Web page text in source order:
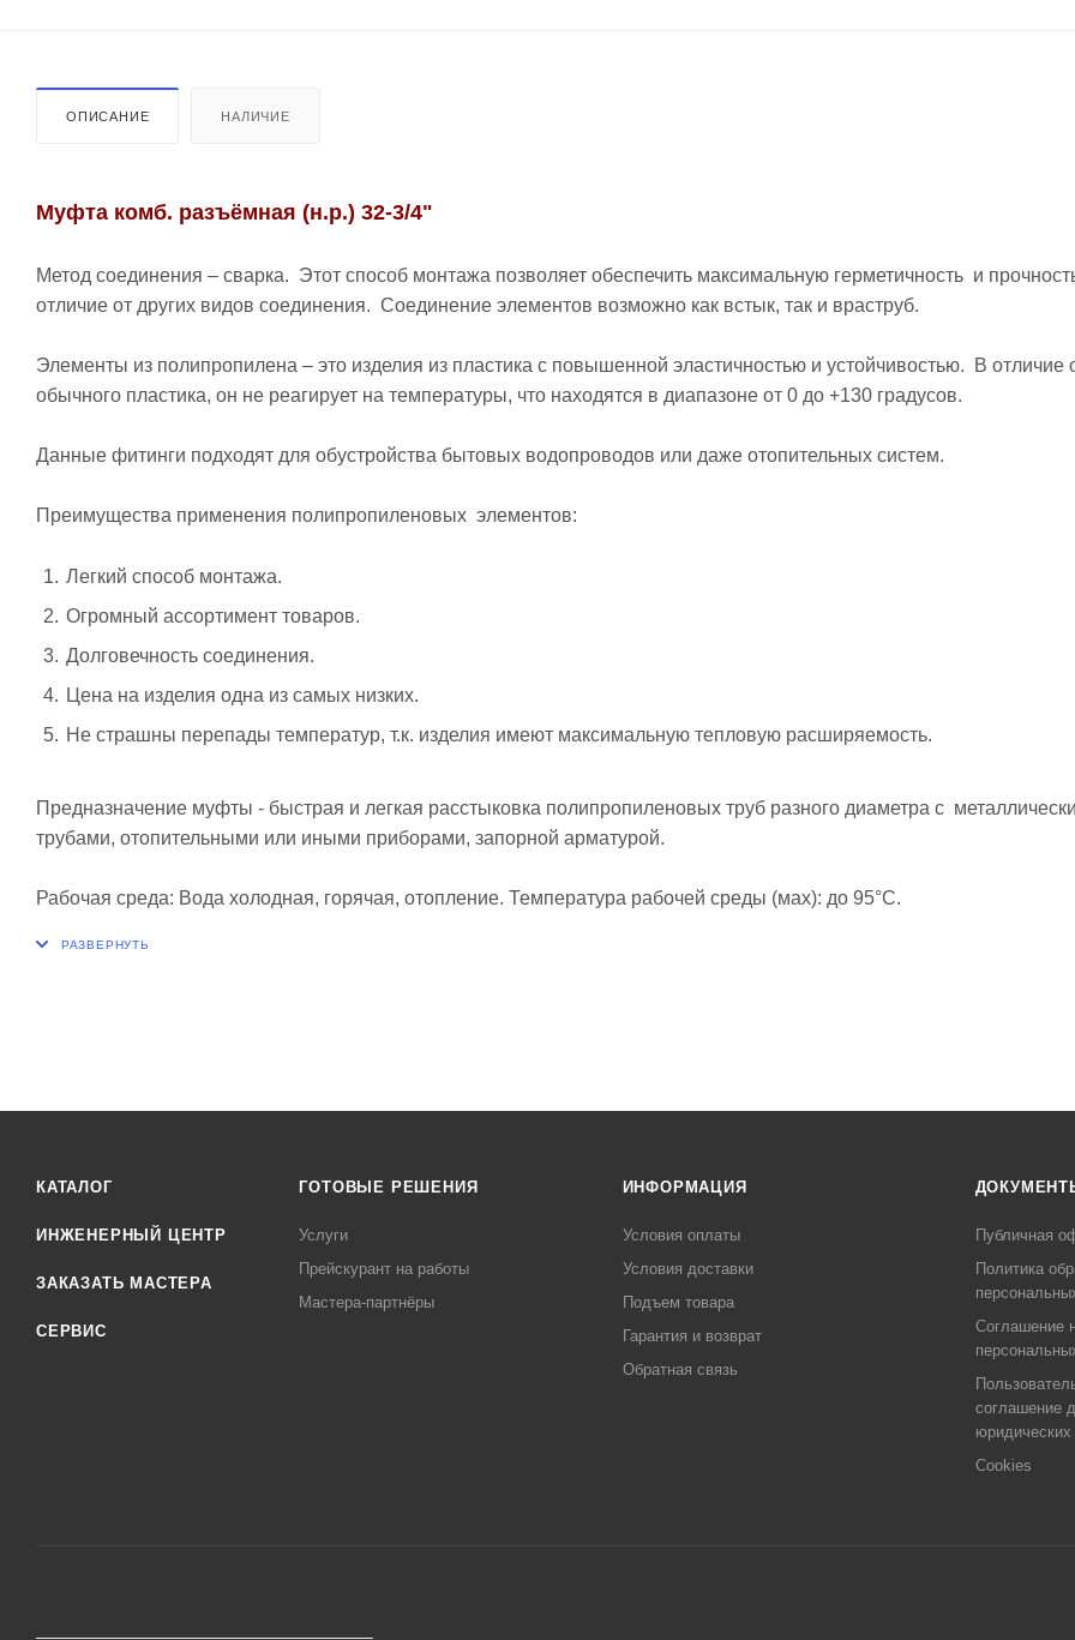
ОПИСАНИЕ НАЛИЧИЕ
Муфта комб. разъёмная (н.р.) 32-3/4"
Метод соединения – сварка. Этот способ монтажа позволяет обеспечить максимальную герметичность и
отличие от других видов соединения. Соединение элементов возможно как встык, так и враструб.
Элементы из полипропилена – это изделия из пластика с повышенной эластичностью и устойчивостью. В отличие
обычного пластика, он не реагирует на температуры, что находятся в диапазоне от 0 до +130 градусов.
Данные фитинги подходят для обустройства бытовых водопроводов или даже отопительных систем.
Преимущества применения полипропиленовых элементов:
Легкий способ монтажа.
Огромный ассортимент товаров.
Долговечность соединения.
Цена на изделия одна из самых низких.
Не страшны перепады температур, т.к. изделия имеют максимальную тепловую расширяемость.
Предназначение муфты - быстрая и легкая расстыковка полипропиленовых труб разного диаметра с
трубами, отопительными или иными приборами, запорной арматурой.
Рабочая среда: Вода холодная, горячая, отопление. Температура рабочей среды (мах): до 95°С.
КАТАЛОГ
ИНЖЕНЕРНЫЙ ЦЕНТР
ЗАКАЗАТЬ МАСТЕРА
СЕРВИС
ГОТОВЫЕ РЕШЕНИЯ
Услуги
Прейскурант на работы
Мастера-партнёры
ИНФОРМАЦИЯ
Условия оплаты
Условия доставки
Подъем товара
Гарантия и возврат
Обратная связь
Публичная
Политика
Соглашение
соглашение
Cookies